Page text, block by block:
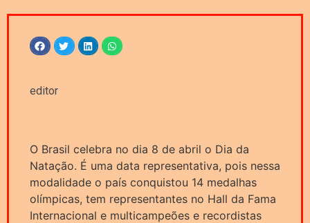
editor
O Brasil celebra no dia 8 de abril o Dia da
Natação. É uma data representativa, pois nessa
modalidade o país conquistou 14 medalhas
olímpicas, tem representantes no Hall da Fama
Internacional e multicampeões e recordistas